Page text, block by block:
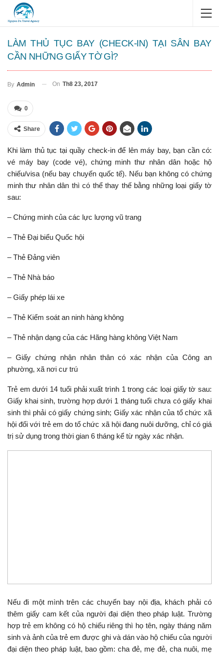
LÀM THỦ TỤC BAY (CHECK-IN) TẠI SÂN BAY
CẦN NHỮNG GIẤY TỜ GÌ?
By Admin On Th8 23, 2017
0
Share
Khi làm thủ tục tại quầy check-in để lên máy bay, bạn cần có:
vé máy bay (code vé), chứng minh thư nhân dân hoặc hộ
chiếu/visa (nếu bay chuyến quốc tế). Nếu bạn không có chứng
minh thư nhân dân thì có thể thay thế bằng những loại giấy tờ
sau:
– Chứng minh của các lực lượng vũ trang
– Thẻ Đại biểu Quốc hội
– Thẻ Đảng viên
– Thẻ Nhà báo
– Giấy phép lái xe
– Thẻ Kiểm soát an ninh hàng không
– Thẻ nhận dạng của các Hãng hàng không Việt Nam
– Giấy chứng nhận nhân thân có xác nhận của Công an
phường, xã nơi cư trú
Trẻ em dưới 14 tuổi phải xuất trình 1 trong các loại giấy tờ sau:
Giấy khai sinh, trường hợp dưới 1 tháng tuổi chưa có giấy khai
sinh thì phải có giấy chứng sinh; Giấy xác nhận của tổ chức xã
hội đối với trẻ em do tổ chức xã hội đang nuôi dưỡng, chỉ có giá
trị sử dụng trong thời gian 6 tháng kể từ ngày xác nhận.
Nếu đi một mình trên các chuyến bay nội địa, khách phải có
thêm giấy cam kết của người đại diện theo pháp luật. Trường
hợp trẻ em không có hộ chiếu riêng thì họ tên, ngày tháng năm
sinh và ảnh của trẻ em được ghi và dán vào hộ chiếu của người
đại diện theo pháp luật, bao gồm: cha đẻ, mẹ đẻ, cha nuôi, mẹ